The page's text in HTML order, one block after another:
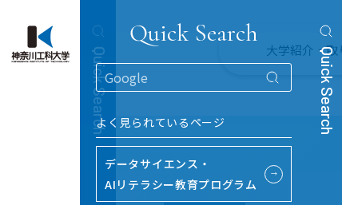
Quick Search
Quick Search
よく見られているページ
データサイエンス・
AIリテラシー教育プログラム
→
Quick Search
大学紹介・